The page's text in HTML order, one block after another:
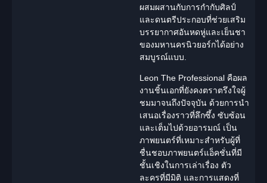
ผสมผสานกับการกำกับศิลป์
และดนตรีประกอบที่ช่วยเสริม
บรรยากาศอันหดหู่และเย็นชา
ของมหานครนิวยอร์กได้อย่าง
สมบูรณ์แบบ.
Leon The Professional คือผล
งานชิ้นเอกที่ยังคงตราตรึงใจผู้
ชมมาจนถึงปัจจุบัน ด้วยการนำ
เสนอเรื่องราวที่ลึกซึ้ง ซับซ้อน
และเต็มไปด้วยอารมณ์ เป็น
ภาพยนตร์ที่เหมาะสำหรับผู้ที่
ชื่นชอบภาพยนตร์แอ็คชั่นที่มี
ชั้นเชิงในการเล่าเรื่อง ตัว
ละครที่มีมิติ และการแสดงที่